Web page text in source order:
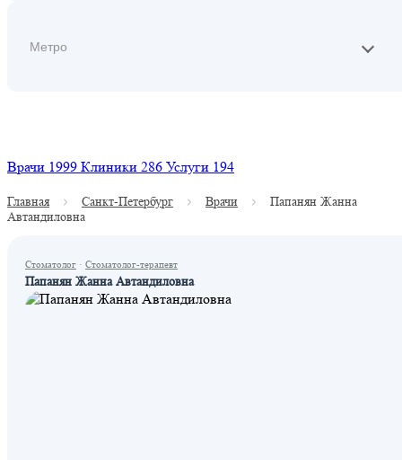
Врачи 1999 Клиники 286 Услуги 194
Главная Санкт-Петербург Врачи
Папанян Жанна
Автандиловна
Стоматолог · Стоматолог-терапевт
Папанян Жанна Автандиловна